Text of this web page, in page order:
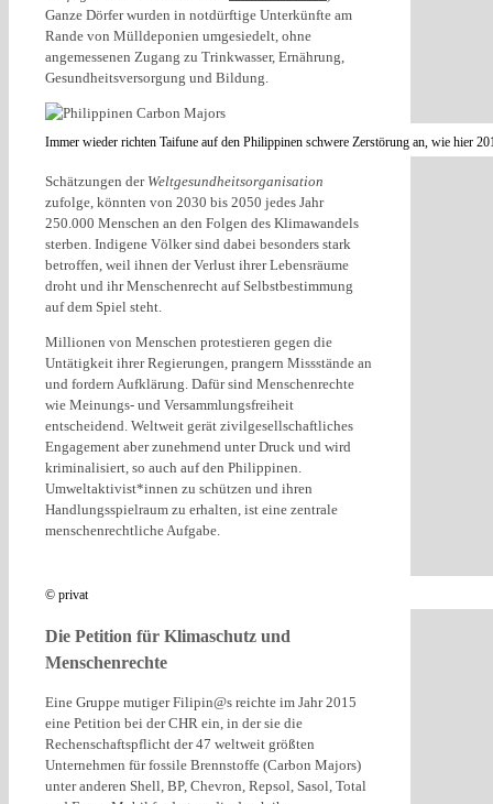
Ganze Dörfer wurden in notdürftige Unterkünfte am
Rande von Mülldeponien umgesiedelt, ohne
angemessenen Zugang zu Trinkwasser, Ernährung,
Gesundheitsversorgung und Bildung.
Immer wieder richten Taifune auf den Philippinen schwere Zerstörung an, wie hier
Schätzungen der Weltgesundheitsorganisation
zufolge, könnten von 2030 bis 2050 jedes Jahr
250.000 Menschen an den Folgen des Klimawandels
sterben. Indigene Völker sind dabei besonders stark
betroffen, weil ihnen der Verlust ihrer Lebensräume
droht und ihr Menschenrecht auf Selbstbestimmung
auf dem Spiel steht.
Millionen von Menschen protestieren gegen die
Untätigkeit ihrer Regierungen, prangern Missstände an
und fordern Aufklärung. Dafür sind Menschenrechte
wie Meinungs- und Versammlungsfreiheit
entscheidend. Weltweit gerät zivilgesellschaftliches
Engagement aber zunehmend unter Druck und wird
kriminalisiert, so auch auf den Philippinen.
Umweltaktivist*innen zu schützen und ihren
Handlungsspielraum zu erhalten, ist eine zentrale
menschenrechtliche Aufgabe.
© privat
Die Petition für Klimaschutz und
Menschenrechte
Eine Gruppe mutiger Filipin@s reichte im Jahr 2015
eine Petition bei der CHR ein, in der sie die
Rechenschaftspflicht der 47 weltweit größten
Unternehmen für fossile Brennstoffe (Carbon Majors)
unter anderen Shell, BP, Chevron, Repsol, Sasol, Total